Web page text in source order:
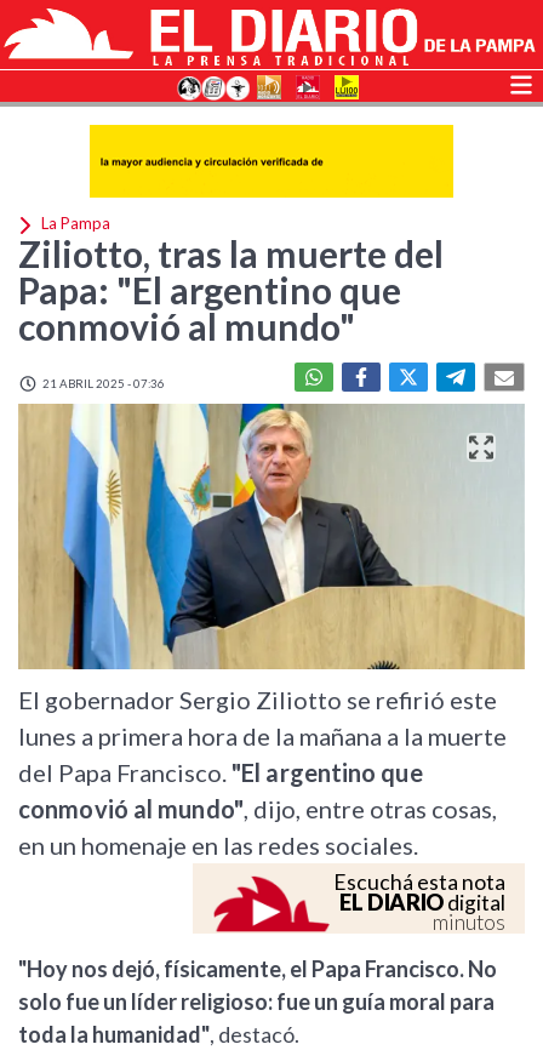
La Pampa
Ziliotto, tras la muerte del
Papa: "El argentino que
conmovió al mundo"
21 ABRIL 2025 - 07:36
El gobernador Sergio Ziliotto se refirió este
lunes a primera hora de la mañana a la muerte
del Papa Francisco. "El argentino que
conmovió al mundo", dijo, entre otras cosas,
en un homenaje en las redes sociales.
Escuchá esta nota
EL DIARIOdigital
minutos
"Hoy nos dejó, físicamente, el Papa Francisco. No
solo fue un líder religioso: fue un guía moral para
toda la humanidad", destacó.